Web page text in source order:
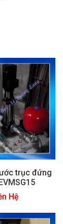
trục đứng
Hệ